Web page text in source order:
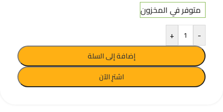
متوفر في المخزون
-
+
إضافة إلى السلة
اشترِ الآن